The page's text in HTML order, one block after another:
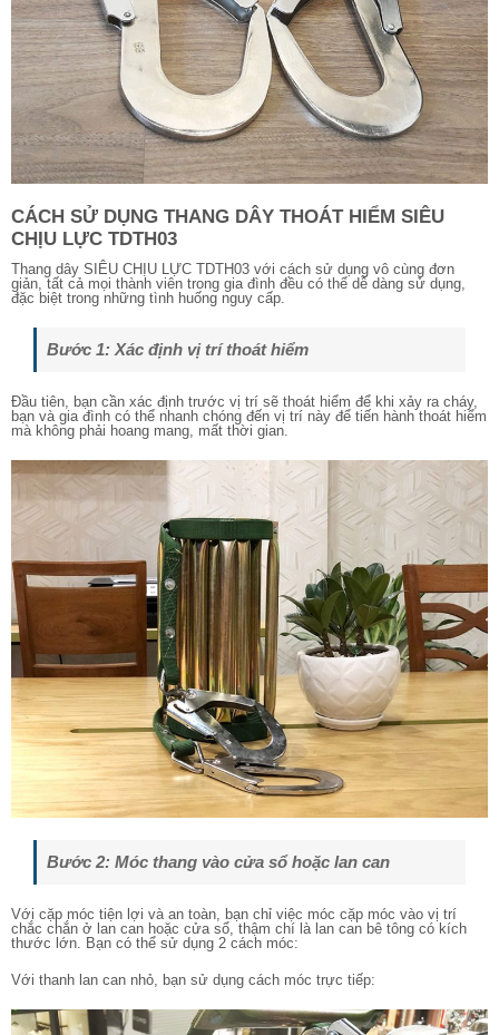
CÁCH SỬ DỤNG THANG DÂY THOÁT HIỂM SIÊU
CHỊU LỰC TDTH03
Thang dây SIÊU CHỊU LỰC TDTH03 với cách sử dụng vô cùng đơn
giản, tất cả mọi thành viên trong gia đình đều có thể dễ dàng sử dụng,
đặc biệt trong những tình huống nguy cấp.
Bước 1: Xác định vị trí thoát hiểm
Đầu tiên, bạn cần xác định trước vị trí sẽ thoát hiểm để khi xảy ra cháy,
bạn và gia đình có thể nhanh chóng đến vị trí này để tiến hành thoát hiểm
mà không phải hoang mang, mất thời gian.
Bước 2: Móc thang vào cửa sổ hoặc lan can
Với cặp móc tiện lợi và an toàn, bạn chỉ việc móc cặp móc vào vị trí
chắc chắn ở lan can hoặc cửa sổ, thậm chí là lan can bê tông có kích
thước lớn. Bạn có thể sử dụng 2 cách móc:
Với thanh lan can nhỏ, bạn sử dụng cách móc trực tiếp: